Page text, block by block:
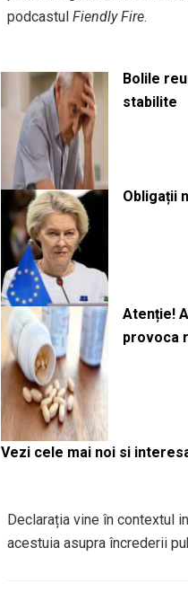
podcastul Fiendly Fire.
Bolile
stabilite
Obligații
Atenție!
provoca
Vezi cele mai noi si
Declarația vine în contextul
acestuia asupra încrederii